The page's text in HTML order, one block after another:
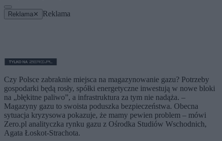
Reklama ✕ Reklama
Czy Polsce zabraknie miejsca na magazynowanie gazu? Potrzeby
gospodarki będą rosły, spółki energetyczne inwestują w nowe bloki
na „błękitne paliwo”, a infrastruktura za tym nie nadąża. –
Magazyny gazu to swoista poduszka bezpieczeństwa. Obecna
sytuacja kryzysowa pokazuje, że mamy pewien problem – mówi
Zero.pl analityczka rynku gazu z Ośrodka Studiów Wschodnich,
Agata Łoskot-Strachota.